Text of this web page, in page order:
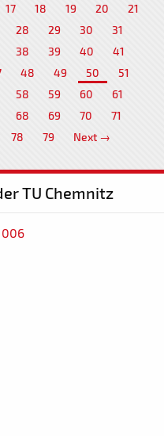
17 18 19 20
21
28 29 30
31
38 39 40
41
48 49 50
51
58 59 60
61
68 69 70
71
78 79 Next →
TU Chemnitz
006